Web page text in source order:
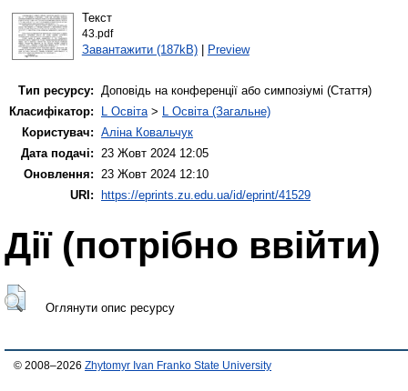
Текст
43.pdf
Завантажити (187kB)| Preview
Тип ресурсу: Доповідь на конференції або симпозіумі (Стаття)
Класифікатор:
L Освіта> L Освіта (Загальне)
Користувач: Аліна Ковальчук
Дата подачі: 23 Жовт 2024 12:05
Оновлення: 23 Жовт 2024 12:10
URI:
https://eprints.zu.edu.ua/id/eprint/41529
Дії ​​(потрібно ввійти)
Оглянути опис ресурсу
© 2008–2026 Zhytomyr Ivan Franko State University